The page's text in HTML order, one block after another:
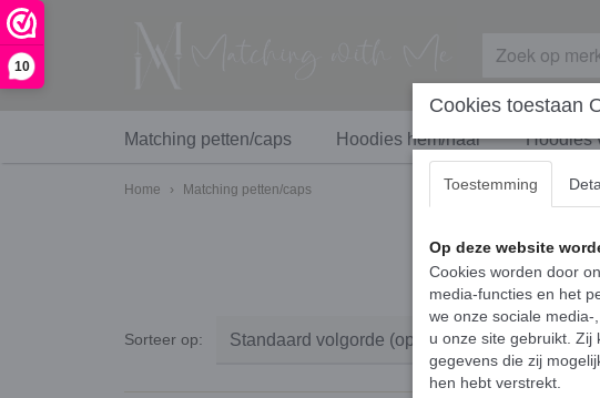
10
Matching petten/caps Hoodies hem/haar Hoodies
Home › Matching petten/caps
Sorteer op:
Cookies toestaan
Toestemming
Op deze website
Cookies worden door
media-functies en het
we onze sociale
u onze site gebruikt. Zij
gegevens die zij
hen hebt verstrekt.